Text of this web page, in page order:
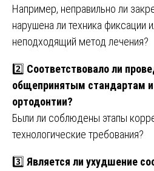
Например, неправильно ли
нарушена ли техника фиксации
неподходящий метод лечения?
2️⃣ Соответствовало ли
общепринятым стандартам
ортодонтии?
Были ли соблюдены этапы
технологические требования?
3️⃣ Является ли ухудшение